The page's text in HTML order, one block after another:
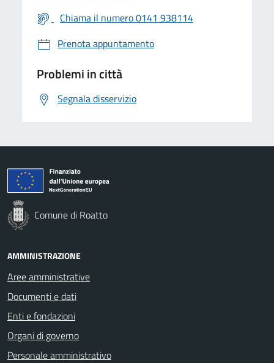
Chiama il numero 0141 938114
Prenota appuntamento
Problemi in città
Segnala disservizio
Comune di Roatto
AMMINISTRAZIONE
Aree amministrative
Documenti e dati
Enti e fondazioni
Organi di governo
Personale amministrativo